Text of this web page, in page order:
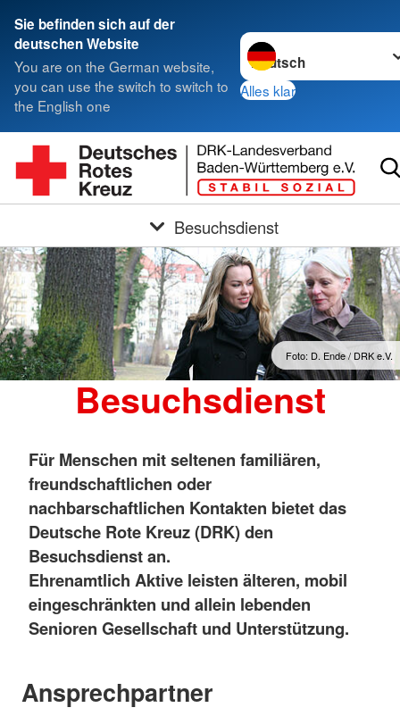
Sie befinden sich auf der
deutschen Website
You are on the German website,
you can use the switch to switch to
the English one
Sprache wechseln zu
Alles klar
Besuchsdienst
Foto: D. Ende / DRK e.V.
Besuchsdienst
Für Menschen mit seltenen familiären,
freundschaftlichen oder
nachbarschaftlichen Kontakten bietet das
Deutsche Rote Kreuz (DRK) den
Besuchsdienst an.
Ehrenamtlich Aktive leisten älteren, mobil
eingeschränkten und allein lebenden
Senioren Gesellschaft und Unterstützung.
Ansprechpartner